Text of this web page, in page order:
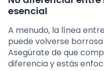
esencial
A menudo, la línea
puede volverse
Asegúrate de que
diferencia y estás